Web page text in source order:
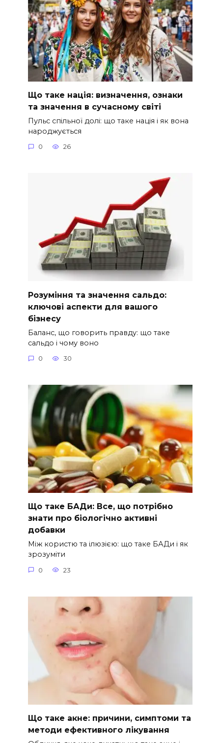
Що таке нація: визначення, ознаки
та значення в сучасному світі
Пульс спільної долі: що таке нація і як вона
народжується
0 26
Розуміння та значення сальдо:
ключові аспекти для вашого
бізнесу
Баланс, що говорить правду: що таке
сальдо і чому воно
0 30
Що таке БАДи: Все, що потрібно
знати про біологічно активні
добавки
Між користю та ілюзією: що таке БАДи і як
зрозуміти
0 23
Що таке акне: причини, симптоми та
методи ефективного лікування